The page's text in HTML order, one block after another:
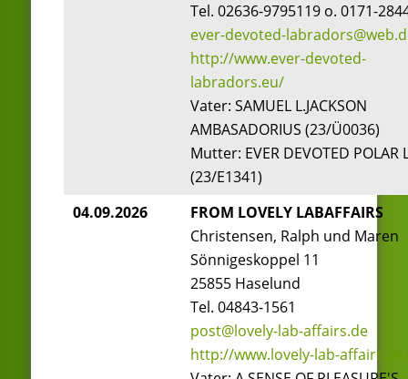
Tel. 02636-9795119 o. 0171-
ever-devoted-
http://www.ever-devoted-
labradors.eu/
Vater: SAMUEL L.JACKSON
AMBASADORIUS (23/Ü0036)
Mutter: EVER DEVOTED POLAR
(23/E1341)
04.09.2026
FROM LOVELY LABAFFAIRS
Christensen, Ralph und Maren
Sönnigeskoppel 11
25855 Haselund
Tel. 04843-1561
post@lovely-lab-affairs.de
http://www.lovely-lab-